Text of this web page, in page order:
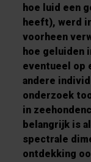
hoe luid een
heeft), werd
voorheen
hoe geluiden
eventueel op
andere
onderzoek
in
belangrijk is
spectrale
ontdekking